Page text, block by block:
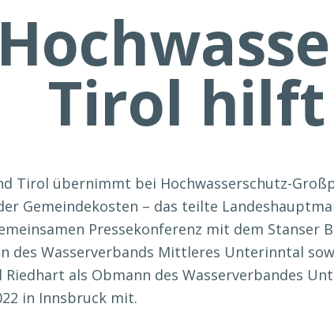
Tirol hilft
Tirol übernimmt bei Hochwasserschutz-
Gemeindekosten – das teilte
Pressekonferenz mit dem Stanser
des Wasserverbands Mittleres Unterinntal
Riedhart als Obmann des Wasserverbandes
in Innsbruck mit.